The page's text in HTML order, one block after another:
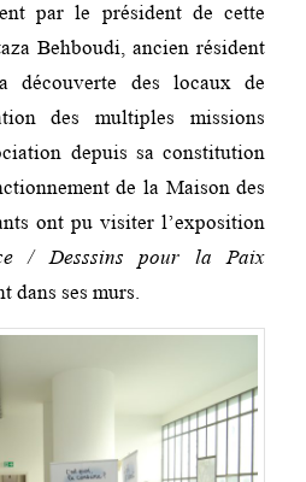
par le président de cette
Behboudi, ancien résident
découverte des locaux de
des multiples missions
depuis sa constitution
de la Maison des
ont pu visiter l’exposition
/ Desssins pour la Paix
dans ses murs.